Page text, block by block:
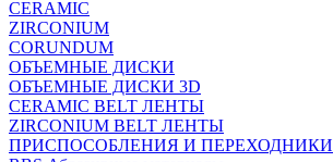
CERAMIC
ZIRCONIUM
СORUNDUM
ОБЪЕМНЫЕ ДИСКИ
ОБЪЕМНЫЕ ДИСКИ 3D
CERAMIC BELT ЛЕНТЫ
ZIRCONIUM BELT ЛЕНТЫ
ПРИСПОСОБЛЕНИЯ И ПЕРЕХОДНИКИ